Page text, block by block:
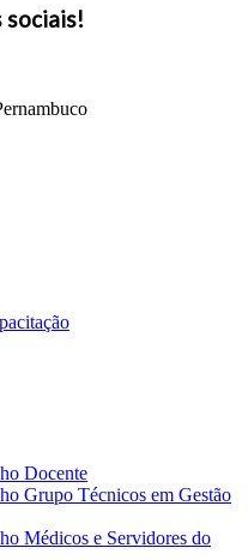
sociais!
Docente
Grupo Técnicos em Gestão
Médicos e Servidores do